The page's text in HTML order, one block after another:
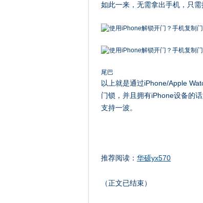
如此一来，无需拿出手机，只
尾巴
以上就是通过iPhone/Apple
门锁，并且拥有iPhone设备的
支持一波。
推荐阅读： 华硕yx570
（正文已结束）